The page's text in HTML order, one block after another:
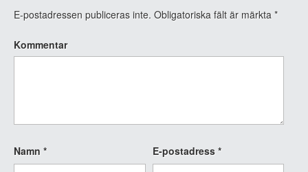
E-postadressen publiceras inte. Obligatoriska fält är märkta *
Kommentar
Namn * E-postadress *